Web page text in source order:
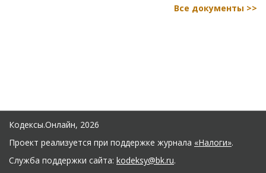
Все документы >>
Кодексы.Онлайн, 2026
Проект реализуется при поддержке журнала «Налоги».
Служба поддержки сайта: kodeksy@bk.ru.